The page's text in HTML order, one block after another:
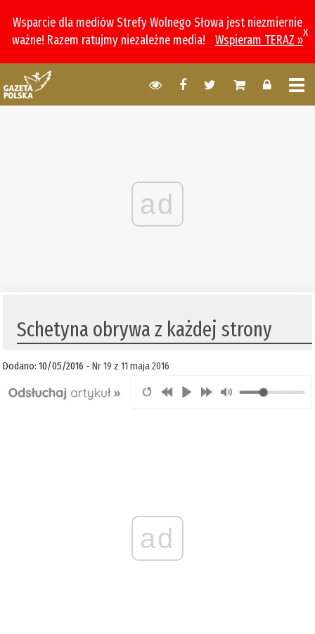
Wsparcie dla mediów Strefy Wolnego Słowa jest niezmiernie
ważne! Razem ratujmy niezależne media!
Wspieram TERAZ »
x
ad
Schetyna obrywa z każdej strony
Dodano: 10/05/2016 -Nr 19 z 11 maja 2016
ad